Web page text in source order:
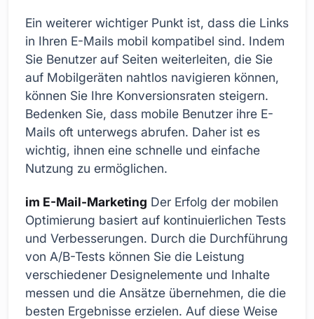
Ein weiterer wichtiger Punkt ist, dass die Links
in Ihren E-Mails mobil kompatibel sind. Indem
Sie Benutzer auf Seiten weiterleiten, die Sie
auf Mobilgeräten nahtlos navigieren können,
können Sie Ihre Konversionsraten steigern.
Bedenken Sie, dass mobile Benutzer ihre E-
Mails oft unterwegs abrufen. Daher ist es
wichtig, ihnen eine schnelle und einfache
Nutzung zu ermöglichen.
im E-Mail-Marketing Der Erfolg der mobilen
Optimierung basiert auf kontinuierlichen Tests
und Verbesserungen. Durch die Durchführung
von A/B-Tests können Sie die Leistung
verschiedener Designelemente und Inhalte
messen und die Ansätze übernehmen, die die
besten Ergebnisse erzielen. Auf diese Weise